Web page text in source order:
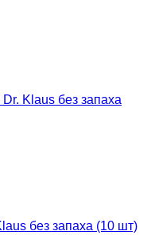
без запаха (10 шт)